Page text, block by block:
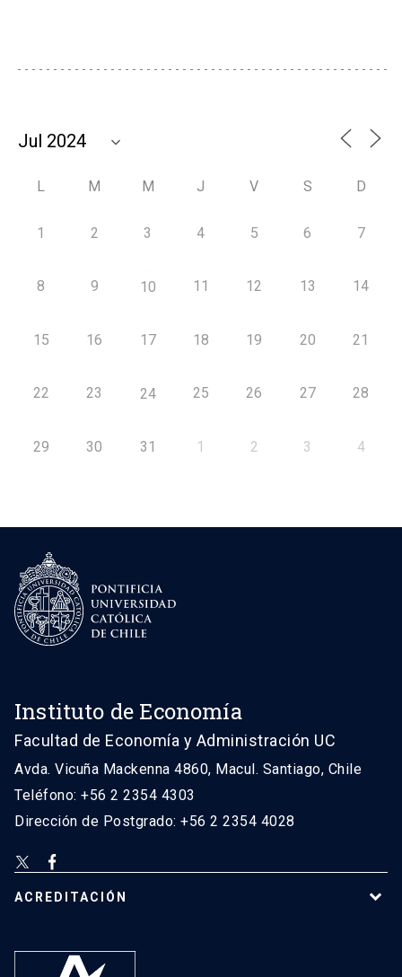
L M M J V S D
1 2 3 4 5 6 7
8 9 10 11 12 13 14
15 16 17 18 19 20 21
22 23 24 25 26 27 28
29 30 31 1 2 3 4
Instituto de Economía
Facultad de Economía y Administración UC
Avda. Vicuña Mackenna 4860, Macul. Santiago, Chile
Teléfono: +56 2 2354 4303
Dirección de Postgrado: +56 2 2354 4028
ACREDITACIÓN